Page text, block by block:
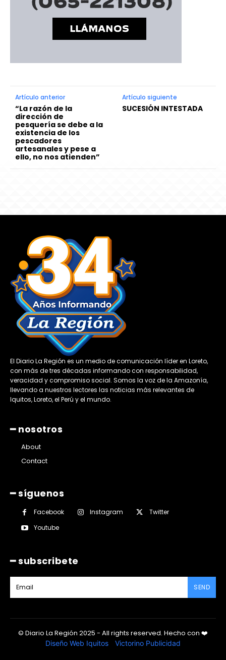
Artículo anterior
“La razón de la
dirección de
pesquería se debe a la
existencia de los
pescadores
artesanales y pese a
ello, no nos atienden”
Artículo siguiente
SUCESIÓN INTESTADA
El Diario La Región es un medio de comunicación líder en Loreto,
con más de tres décadas informando con responsabilidad,
veracidad y compromiso social. Somos la voz de la Amazonía,
llevando a nuestros lectores las noticias más relevantes de
Iquitos, Loreto, el Perú y el mundo.
━ nosotros
About
Contact
━ síguenos
Facebook Instagram
Twitter
Youtube
━ subscribete
SEND
© Diario La Región 2025 - All rights reserved. Hecho con ❤️
Diseño Web Iquitos Victorino Publicidad